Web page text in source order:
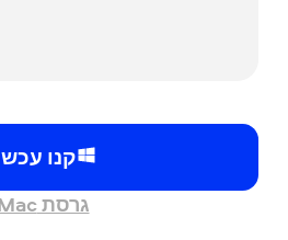
קנו עכשיו
גרסת Mac